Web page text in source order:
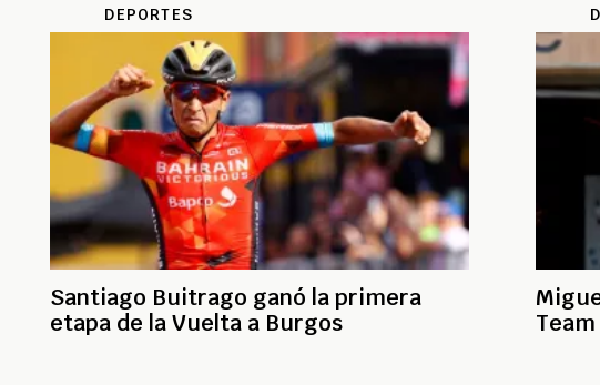
DEPORTES
Santiago Buitrago ganó la primera
etapa de la Vuelta a Burgos
Team